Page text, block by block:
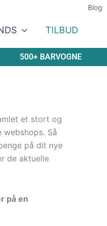
Blog
TILBUD
500+ BARVOGNE
et stort og
Så
på dit nye
de aktuelle
på en